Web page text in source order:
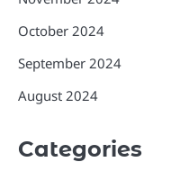
October 2024
September 2024
August 2024
Categories